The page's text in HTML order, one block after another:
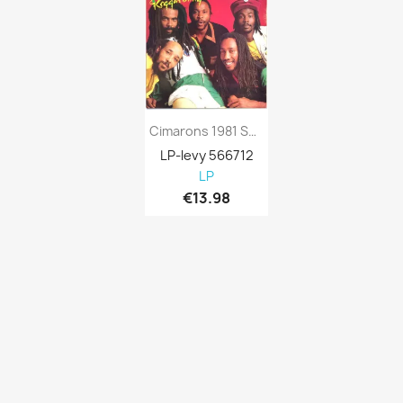
Cimarons 1981 SHM 3106 Reggaebility Used LP
LP-levy 566712
LP
€13.98